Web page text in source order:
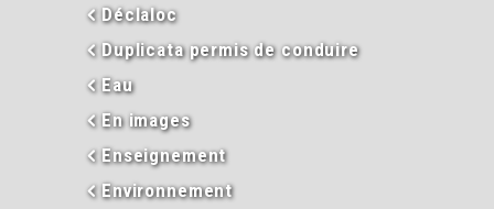
Déclaloc
Duplicata permis de conduire
Eau
En images
Enseignement
Environnement